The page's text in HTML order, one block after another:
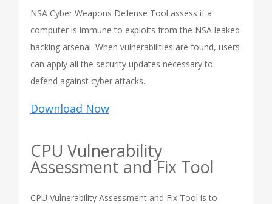
NSA Cyber Weapons Defense Tool assess if a
computer is immune to exploits from the NSA leaked
hacking arsenal. When vulnerabilities are found, users
can apply all the security updates necessary to
defend against cyber attacks.
Download Now
CPU Vulnerability
Assessment and Fix Tool
CPU Vulnerability Assessment and Fix Tool is to